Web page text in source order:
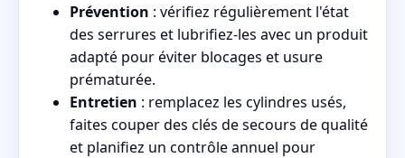
Prévention : vérifiez régulièrement l'état
des serrures et lubrifiez-les avec un produit
adapté pour éviter blocages et usure
prématurée.
Entretien : remplacez les cylindres usés,
faites couper des clés de secours de qualité
et planifiez un contrôle annuel pour